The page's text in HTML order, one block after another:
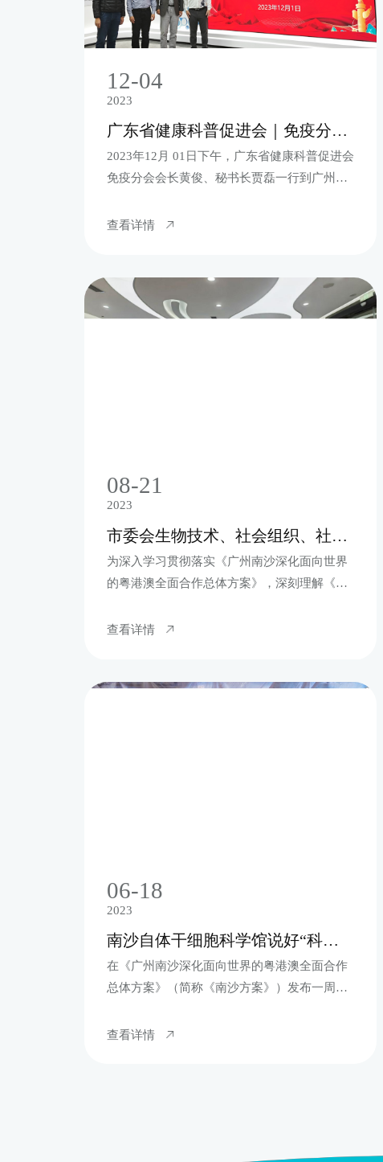
12-04
2023
广东省健康科普促进会｜免疫分会会长黄俊、秘书长贾磊一行到广州百年春自体干细胞科学馆参观并指导工作！
2023年12月 01日下午，广东省健康科普促进会
免疫分会会长黄俊、秘书长贾磊一行到广州百
查看详情
08-21
2023
市委会生物技术、社会组织、社会管理、经济工委会赴南沙开展优化营商环境调研暨主题教育
为深入学习贯彻落实《广州南沙深化面向世界
的粤港澳全面合作总体方案》，深刻理解《南
设，助推南沙经济社会高质量发展，市委会于8
调研暨主题教育。市委会秘书长夏凤华、参政
查看详情
06-18
2023
南沙自体干细胞科学馆说好“科技故事”，助力大湾区医疗高地建设
在《广州南沙深化面向世界的粤港澳全面合作
总体方案》（简称《南沙方案》）发布一周年
胞科普馆---百年春自体干细胞生命科学馆在广
查看详情